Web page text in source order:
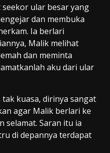
ular besar yang
dan membuka
Ia berlari
Malik melihat
dan meminta
aku dari ular
kuasa, dirinya sangat
agar Malik berlari ke
selamat. Saran itu ia
di depannya terdapat